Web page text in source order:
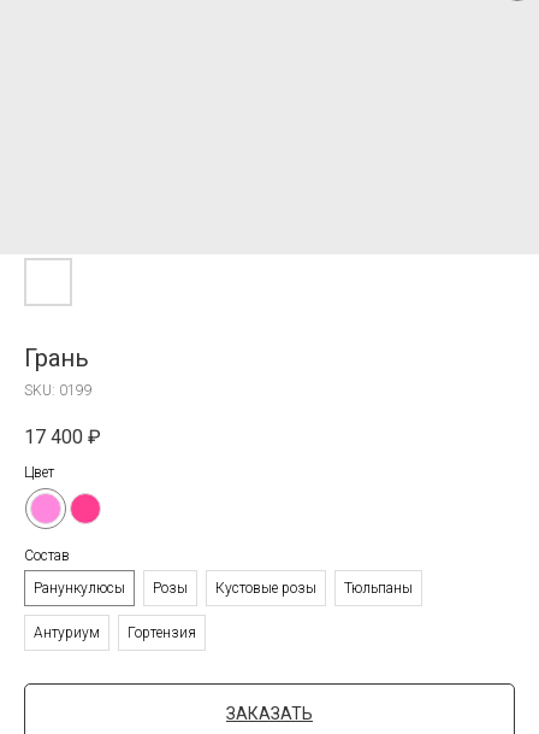
Грань
SKU: 0199
17 400 ₽
Цвет
Состав
Ранункулюсы
Розы Кустовые розы Тюльпаны
Антуриум Гортензия
ЗАКАЗАТЬ